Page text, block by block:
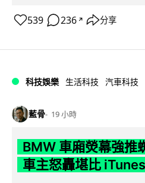
539 236 ↗ 分享
科技娛樂 生活科技 汽車科技
藍骨 19 小時
BMW 車廂熒幕強推
車主怒轟堪比